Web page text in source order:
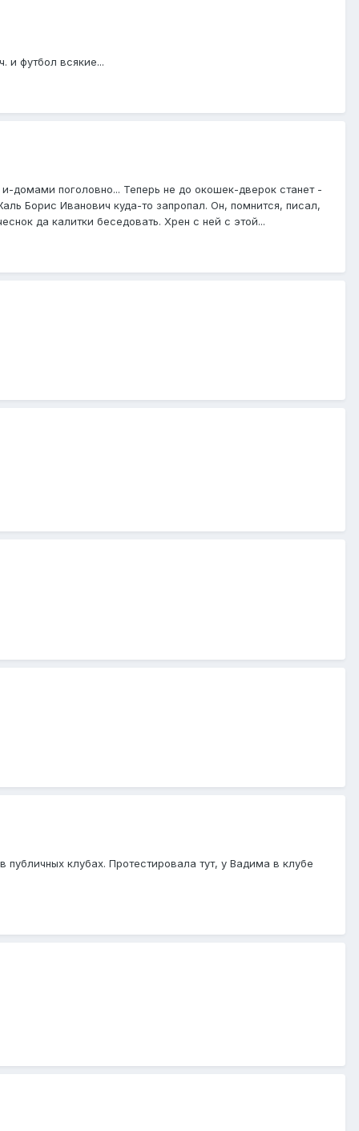
и футбол всякие...
домами поголовно... Теперь не до окошек-дверок станет -
Борис Иванович куда-то запропал. Он, помнится, писал,
да калитки беседовать. Хрен с ней с этой...
клубах. Протестировала тут, у Вадима в клубе